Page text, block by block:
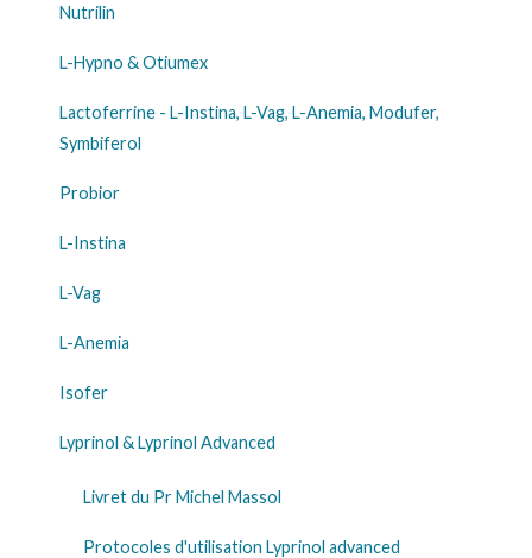
Nutrilin
L-Hypno & Otiumex
Lactoferrine - L-Instina, L-Vag, L-Anemia, Modufer,
Symbiferol
Probior
L-Instina
L-Vag
L-Anemia
Isofer
Lyprinol & Lyprinol Advanced
Livret du Pr Michel Massol
Protocoles d'utilisation Lyprinol advanced